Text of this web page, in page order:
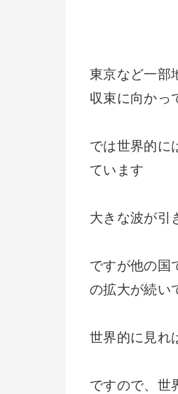
東京など一部
収束に向かっ
では世界的に
ています
大きな波が引
ですが他の国
の拡大が続い
世界的に見れ
ですので、世